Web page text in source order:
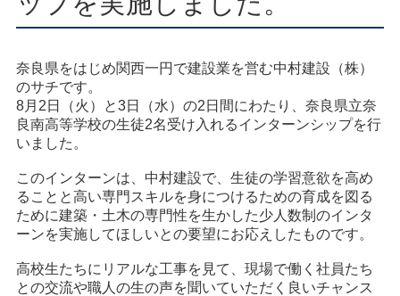
奈良県をはじめ関西一円で建設業を営む中村建設（株）
のサチです。
8月2日（火）と3日（水）の2日間にわたり、奈良県立奈
良南高等学校の生徒2名受け入れるインターンシップを行
いました。
このインターンは、中村建設で、生徒の学習意欲を高め
ることと高い専門スキルを身につけるための育成を図る
ために建築・土木の専門性を生かした少人数制のインタ
ーンを実施してほしいとの要望にお応えしたものです。
高校生たちにリアルな工事を見て、現場で働く社員たち
との交流や職人の生の声を聞いていただく良いチャンス